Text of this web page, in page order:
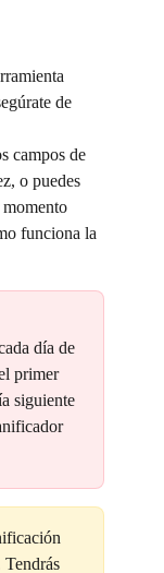
de
campos de
o puedes
funciona la
día de
primer
siguiente